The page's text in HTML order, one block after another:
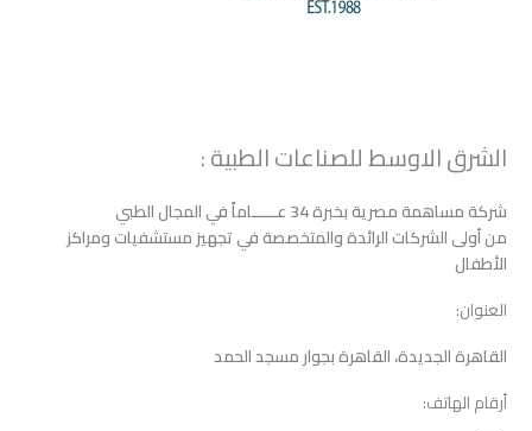
الشرق الاوسط للصناعات الطبية :
شركة مساهمة مصرية بخبرة 34 عـــــــاماً في المجال الطبي
من أولى الشركات الرائدة والمتخصصة في تجهيز مستشفيات ومراكز
الأطفال
العنوان:
القاهرة الجديدة، القاهرة بجوار مسجد الحمد
أرقام الهاتف: